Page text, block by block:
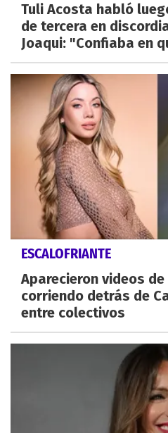
Tuli Acosta habló
de tercera en
Joaqui: "Confiaba en
ESCALOFRIANTE
Aparecieron videos
corriendo detrás de
entre colectivos